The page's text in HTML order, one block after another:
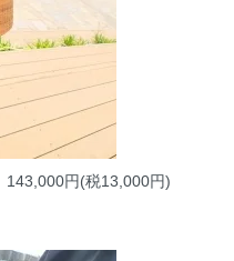
143,000円(税13,000円)